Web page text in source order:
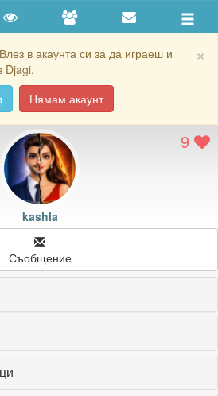
×
в акаунта си за да играеш и
Djagi.
Нямам акаунт
9
kashla
Съобщение